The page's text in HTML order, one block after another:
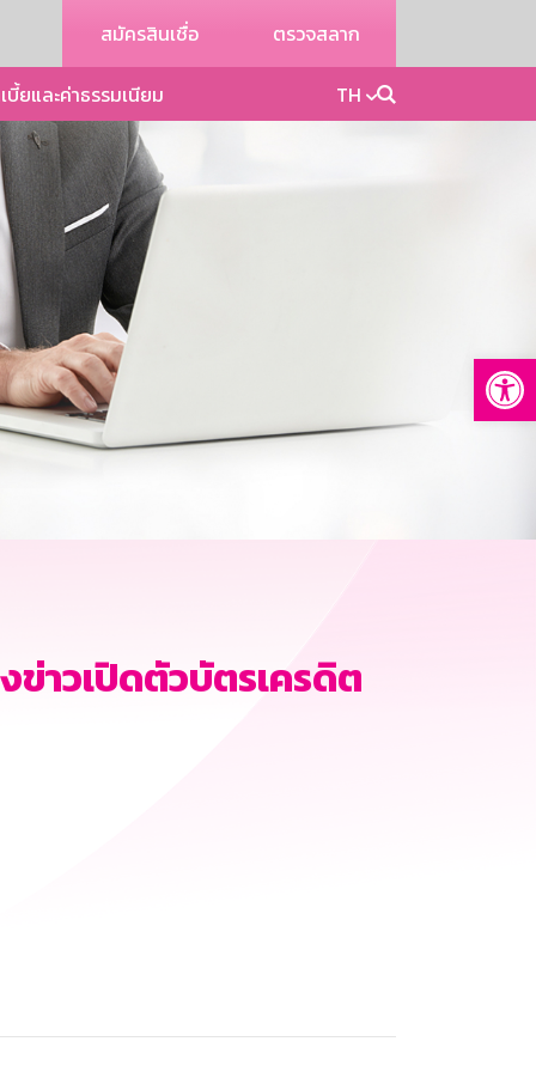
สมัครสินเชื่อ ตรวจสลาก
บี้ยและค่าธรรมเนียม TH
ข่าวเปิดตัวบัตรเครดิต